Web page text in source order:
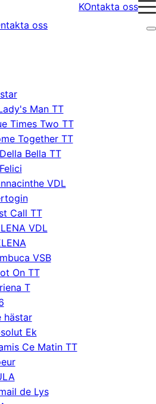
KOntakta oss
oss
Man TT
Times Two TT
Together TT
Bella TT
VDL
Call TT
VDL
VSB
On TT
T
hästar
Ek
Ce Matin TT
de Lys